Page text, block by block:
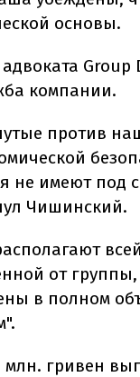
основы.
Group
компании.
против
не имеют под
Чишинский.
от
в полном
гривен